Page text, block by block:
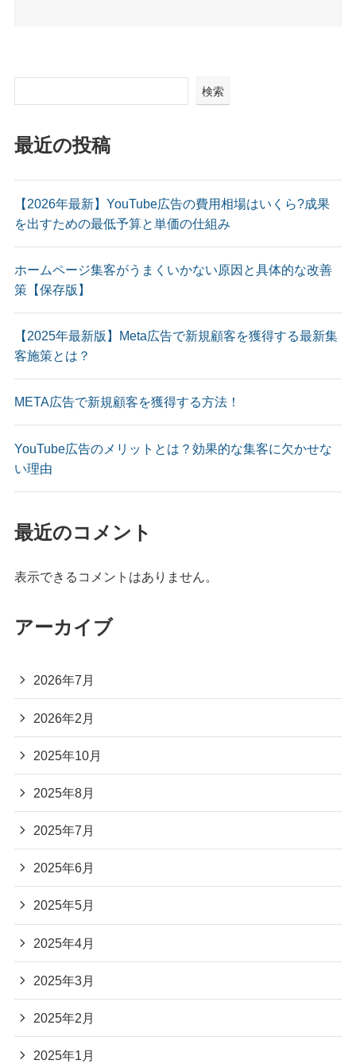
検索
最近の投稿
【2026年最新】YouTube広告の費用相場はいくら?成果
を出すための最低予算と単価の仕組み
ホームページ集客がうまくいかない原因と具体的な改善
策【保存版】
【2025年最新版】Meta広告で新規顧客を獲得する最新集
客施策とは？
META広告で新規顧客を獲得する方法！
YouTube広告のメリットとは？効果的な集客に欠かせな
い理由
最近のコメント
表示できるコメントはありません。
アーカイブ
2026年7月
2026年2月
2025年10月
2025年8月
2025年7月
2025年6月
2025年5月
2025年4月
2025年3月
2025年2月
2025年1月